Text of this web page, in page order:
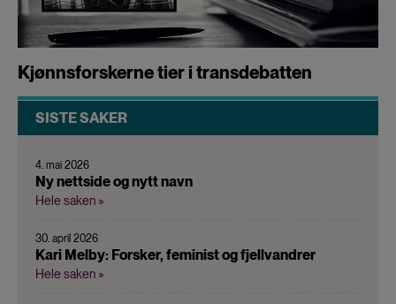
Kjønnsforskerne tier i transdebatten
SISTE SAKER
4. mai 2026
Ny nettside og nytt navn
Hele saken »
30. april 2026
Kari Melby: Forsker, feminist og fjellvandrer
Hele saken »